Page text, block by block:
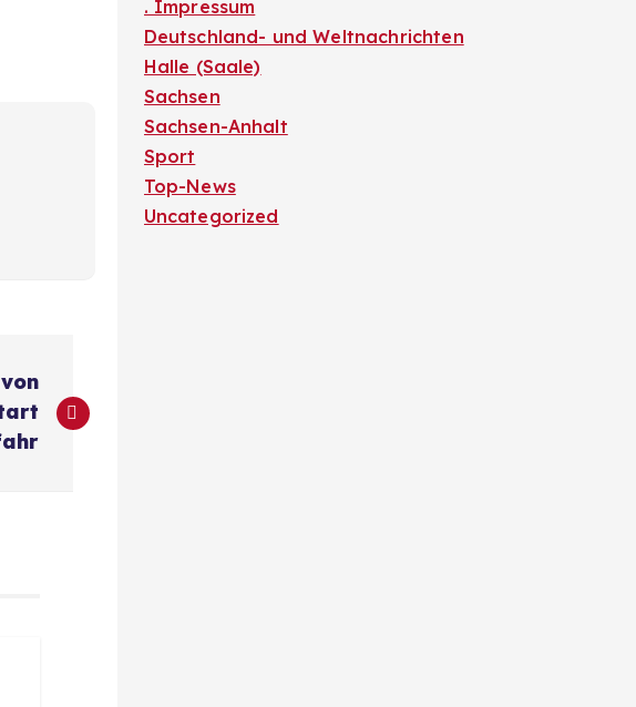
. Impressum
Deutschland- und Weltnachrichten
Halle (Saale)
Sachsen
Sachsen-Anhalt
Sport
Top-News
Uncategorized